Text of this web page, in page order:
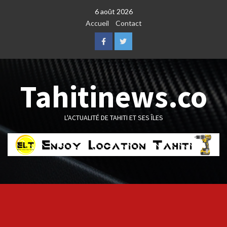
6 août 2026
Accueil
Contact
FacebookTwitter
Tahitinews.co
L'ACTUALITÉ DE TAHITI ET SES ÎLES